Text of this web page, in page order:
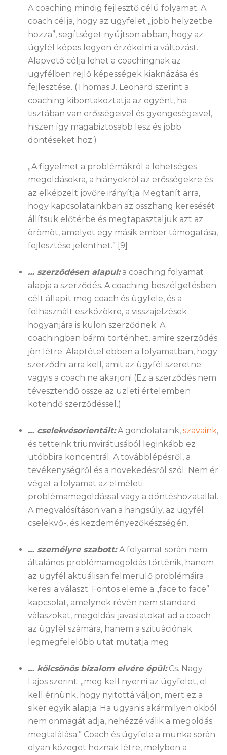
A coaching mindig fejlesztő célú folyamat. A
coach célja, hogy az ügyfelet „jobb helyzetbe
hozza”, segítséget nyújtson abban, hogy az
ügyfél képes legyen érzékelni a változást.
Alapvető célja lehet a coachingnak az
ügyfélben rejlő képességek kiaknázása és
fejlesztése. (Thomas J. Leonard szerint a
coaching kibontakoztatja az egyént, ha
tisztában van erősségeivel és gyengeségeivel,
hiszen így magabiztosabb lesz és jobb
döntéseket hoz.)
„A figyelmet a problémákról a lehetséges
megoldásokra, a hiányokról az erősségekre és
az elképzelt jövőre irányítja. Megtanít arra,
hogy kapcsolatainkban az összhang keresését
állítsuk előtérbe és megtapasztaljuk azt az
örömöt, amelyet egy másik ember támogatása,
fejlesztése jelenthet.” [9]
… szerződésen alapul:a coaching folyamat
alapja a szerződés. A coaching beszélgetésben
célt állapít meg coach és ügyfele, és a
felhasznált eszközökre, a visszajelzések
hogyanjára is külön szerződnek. A
coachingban bármi történhet, amire szerződés
jön létre. Alaptétel ebben a folyamatban, hogy
szerződni arra kell, amit az ügyfél szeretne;
vagyis a coach ne akarjon! (Ez a szerződés nem
tévesztendő össze az üzleti értelemben
kötendő szerződéssel.)
… cselekvésorientált:A gondolataink, szavaink,
és tetteink triumvirátusából leginkább ez
utóbbira koncentrál. A továbblépésről, a
tevékenységről és a növekedésről szól. Nem ér
véget a folyamat az elméleti
problémamegoldással vagy a döntéshozatallal.
A megvalósításon van a hangsúly, az ügyfél
cselekvő-, és kezdeményezőkészségén.
… személyre szabott:A folyamat során nem
általános problémamegoldás történik, hanem
az ügyfél aktuálisan felmerülő problémáira
keresi a választ. Fontos eleme a „face to face”
kapcsolat, amelynek révén nem standard
válaszokat, megoldási javaslatokat ad a coach
az ügyfél számára, hanem a szituációnak
legmegfelelőbb utat mutatja meg.
… kölcsönös bizalom elvére épül:Cs. Nagy
Lajos szerint: „meg kell nyerni az ügyfelet, el
kell érnünk, hogy nyitottá váljon, mert ez a
siker egyik alapja. Ha ugyanis akármilyen okból
nem önmagát adja, nehézzé válik a megoldás
megtalálása.” Coach és ügyfele a munka során
olyan közeget hoznak létre, melyben a